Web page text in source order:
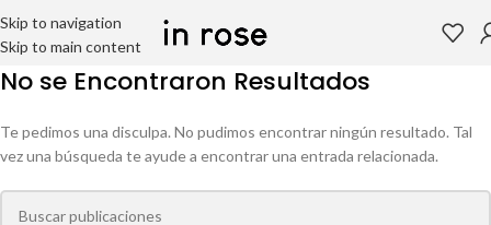
Skip to navigation
Skip to main content
No se Encontraron Resultados
Te pedimos una disculpa. No pudimos encontrar ningún resultado. Tal
vez una búsqueda te ayude a encontrar una entrada relacionada.